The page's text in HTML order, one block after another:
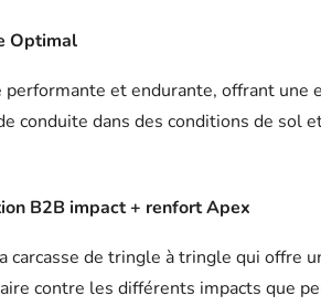
Optimal
performante et endurante, offrant une
conduite dans des conditions de sol
B2B impact + renfort Apex
carcasse de tringle à tringle qui offre
contre les différents impacts que